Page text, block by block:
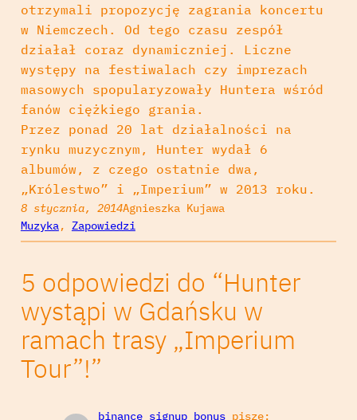
otrzymali propozycję zagrania koncertu
w Niemczech. Od tego czasu zespół
działał coraz dynamiczniej. Liczne
występy na festiwalach czy imprezach
masowych spopularyzowały Huntera wśród
fanów ciężkiego grania.
Przez ponad 20 lat działalności na
rynku muzycznym, Hunter wydał 6
albumów, z czego ostatnie dwa,
„Królestwo” i „Imperium” w 2013 roku.
8 stycznia, 2014Agnieszka Kujawa
Muzyka, Zapowiedzi
5 odpowiedzi do “Hunter
wystąpi w Gdańsku w
ramach trasy „Imperium
Tour”!”
binance signup bonus pisze: